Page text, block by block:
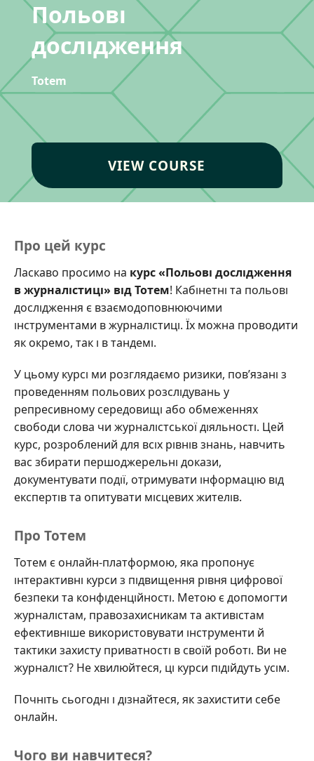
Польові
дослідження
Totem
VIEW COURSE
Про цей курс
Ласкаво просимо на курс «Польові дослідження
в журналістиці» від Тотем! Кабінетні та польові
дослідження є взаємодоповнюючими
інструментами в журналістиці. Їх можна проводити
як окремо, так і в тандемі.
У цьому курсі ми розглядаємо ризики, пов’язані з
проведенням польових розслідувань у
репресивному середовищі або обмеженнях
свободи слова чи журналістської діяльності. Цей
курс, розроблений для всіх рівнів знань, навчить
вас збирати першоджерельні докази,
документувати події, отримувати інформацію від
експертів та опитувати місцевих жителів.
Про Тотем
Тотем є онлайн-платформою, яка пропонує
інтерактивні курси з підвищення рівня цифрової
безпеки та конфіденційності. Метою є допомогти
журналістам, правозахисникам та активістам
ефективніше використовувати інструменти й
тактики захисту приватності в своїй роботі. Ви не
журналіст? Не хвилюйтеся, ці курси підійдуть усім.
Почніть сьогодні і дізнайтеся, як захистити себе
онлайн.
Чого ви навчитеся?